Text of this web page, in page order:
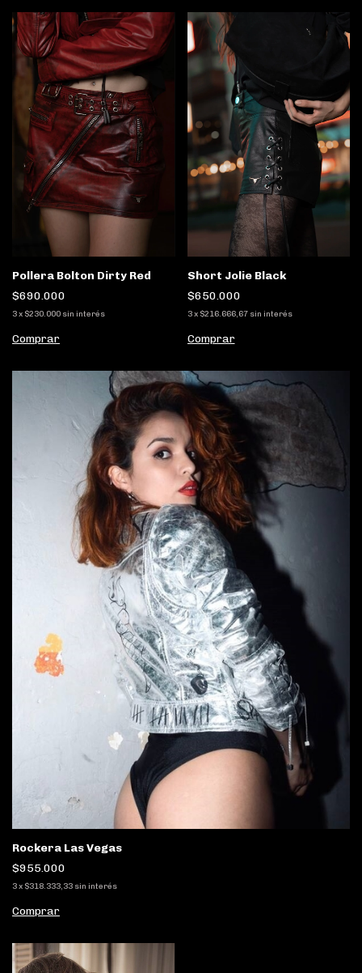
Pollera Bolton Dirty Red
$690.000
3x $230.000 sin interés
Comprar
Short Jolie Black
$650.000
3 x $216.666,67 sin interés
Comprar
Rockera Las Vegas
$955.000
3x $318.333,33 sin interés
Comprar